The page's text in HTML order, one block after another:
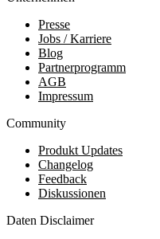
Presse
Jobs / Karriere
Blog
Partnerprogramm
AGB
Impressum
Community
Produkt Updates
Changelog
Feedback
Diskussionen
Daten Disclaimer